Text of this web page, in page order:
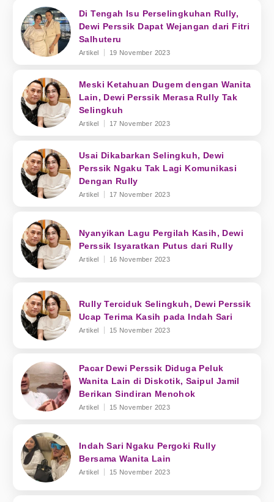
Di Tengah Isu Perselingkuhan Rully,
Dewi Perssik Dapat Wejangan dari Fitri
Salhuteru
Artikel 19 November 2023
Meski Ketahuan Dugem dengan Wanita
Lain, Dewi Perssik Merasa Rully Tak
Selingkuh
Artikel 17 November 2023
Usai Dikabarkan Selingkuh, Dewi
Perssik Ngaku Tak Lagi Komunikasi
Dengan Rully
Artikel 17 November 2023
Nyanyikan Lagu Pergilah Kasih, Dewi
Perssik Isyaratkan Putus dari Rully
Artikel 16 November 2023
Rully Terciduk Selingkuh, Dewi Perssik
Ucap Terima Kasih pada Indah Sari
Artikel 15 November 2023
Pacar Dewi Perssik Diduga Peluk
Wanita Lain di Diskotik, Saipul Jamil
Berikan Sindiran Menohok
Artikel 15 November 2023
Indah Sari Ngaku Pergoki Rully
Bersama Wanita Lain
Artikel 15 November 2023